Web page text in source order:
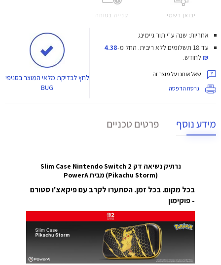
יבואן רשמי קנייה בטוחה
אחריות: שנה ע"י תור גיימינג
עד 18 תשלומים ללא ריבית.
החל מ-4.38
₪לחודש.
שאל אותנו על מוצר זה
גרסת הדפסה
לחץלבדיקת מלאי המוצר בסניפי
BUG
מידע נוסף פרטים טכניים
נרתיק נשיאה דק Slim Case Nintendo Switch 2
(Pikachu Storm) מבית PowerA
בכל מקום. בכל זמן. הסתערו לקרב עם פיקאצ'ו סטורם
- פוקימון